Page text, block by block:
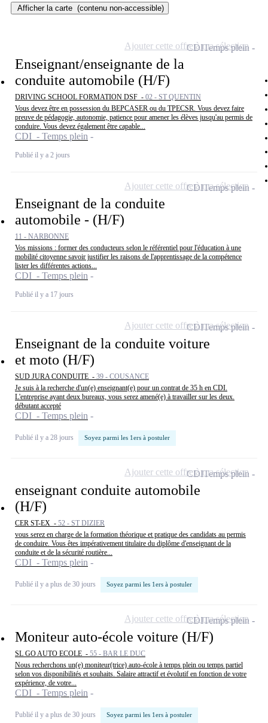
Afficher la carte (contenu non-accessible)
Enseignant/enseignante de la
conduite automobile (H/F)
DRIVING SCHOOL FORMATION DSF - 02 - ST QUENTIN
Vous devez être en possession du BEPCASER ou du TPECSR. Vous devez faire
preuve de pédagogie, autonomie, patience pour amener les élèves jusqu'au permis de
conduire. Vous devez également être capable...
CDI - Temps plein
Publié il y a 2 jours
CDITemps plein
Ajouter cette offre à ma sélection
Enseignant de la conduite
automobile - (H/F)
11 - NARBONNE
Vos missions : former des conducteurs selon le référentiel pour l'éducation à une
mobilité citoyenne savoir justifier les raisons de l'apprentissage de la compétence
lister les différentes actions...
CDI - Temps plein
Publié il y a 17 jours
CDITemps plein
Ajouter cette offre à ma sélection
Enseignant de la conduite voiture
et moto (H/F)
SUD JURA CONDUITE - 39 - COUSANCE
Je suis à la recherche d'un(e) enseignant(e) pour un contrat de 35 h en CDI.
L'entreprise ayant deux bureaux, vous serez amené(e) à travailler sur les deux.
débutant accepté
CDI - Temps plein
Publié il y a 28 jours Soyez parmi les 1ers à postuler
CDITemps plein
Ajouter cette offre à ma sélection
enseignant conduite automobile
(H/F)
CER ST-EX - 52 - ST DIZIER
vous serez en charge de la formation théorique et pratique des candidats au permis
de conduire. Vous êtes impérativement titulaire du diplôme d'enseignant de la
conduite et de la sécurité routière...
CDI - Temps plein
Publié il y a plus de 30 jours Soyez parmi les 1ers à postuler
CDITemps plein
Ajouter cette offre à ma sélection
Moniteur auto-école voiture (H/F)
SL GO AUTO ECOLE - 55 - BAR LE DUC
Nous recherchons un(e) moniteur(trice) auto-école à temps plein ou temps partiel
selon vos disponibilités et souhaits. Salaire attractif et évolutif en fonction de votre
expérience, de votre...
CDI - Temps plein
Publié il y a plus de 30 jours Soyez parmi les 1ers à postuler
CDITemps plein
Ajouter cette offre à ma sélection